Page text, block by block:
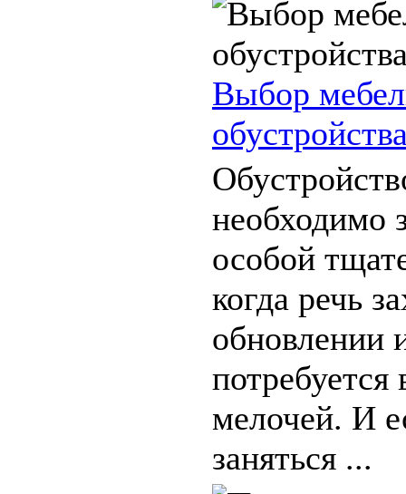
Выбор
необходимо
особой
когда речь
обновлении
потребуется
мелочей. И
заняться ...